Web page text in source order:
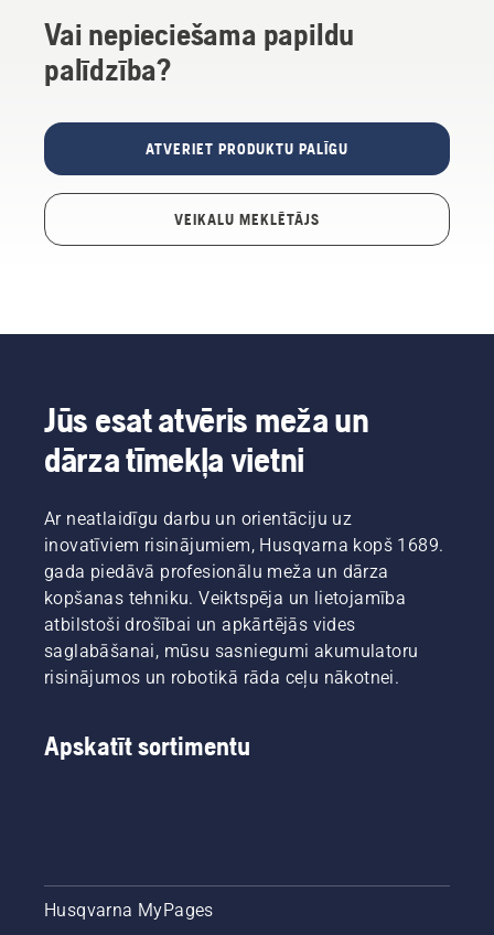
Vai nepieciešama papildu
palīdzība?
ATVERIET PRODUKTU PALĪGU
VEIKALU MEKLĒTĀJS
Jūs esat atvēris meža un
dārza tīmekļa vietni
Ar neatlaidīgu darbu un orientāciju uz
inovatīviem risinājumiem, Husqvarna kopš 1689.
gada piedāvā profesionālu meža un dārza
kopšanas tehniku. Veiktspēja un lietojamība
atbilstoši drošībai un apkārtējās vides
saglabāšanai, mūsu sasniegumi akumulatoru
risinājumos un robotikā rāda ceļu nākotnei.
Apskatīt sortimentu
Husqvarna MyPages